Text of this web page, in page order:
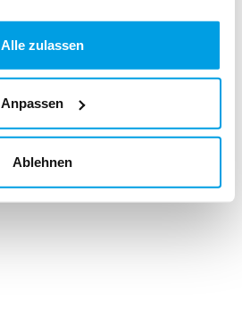
Alle zulassen
Anpassen
Ablehnen